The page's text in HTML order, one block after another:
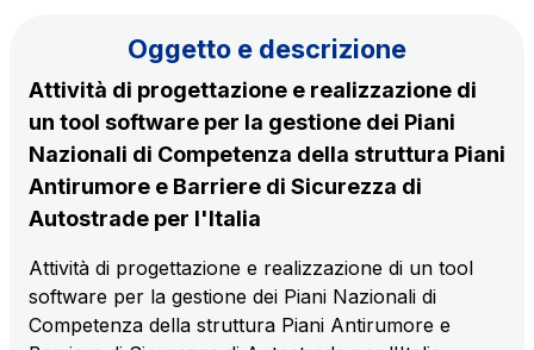
Movyon
L'operatore tecnologico per l'integrazione di
soluzioni di Intelligent Transport Systems
Tecne
La società di ingegneria del gruppo Autostrade per
l’Italia
Scopri la nostra App
Inquadra il QR Code con la fotocamera del tuo
cellulare per scaricare l’App
Oggetto e descrizione
Attività di progettazione e realizzazione di
un tool software per la gestione dei Piani
Nazionali di Competenza della struttura Piani
Antirumore e Barriere di Sicurezza di
Autostrade per l'Italia
Attività di progettazione e realizzazione di un tool
software per la gestione dei Piani Nazionali di
Competenza della struttura Piani Antirumore e